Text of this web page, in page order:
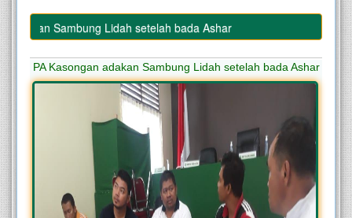
Sambung Lidah setelah bada Ashar
PA Kasongan adakan Sambung Lidah setelah bada Ashar